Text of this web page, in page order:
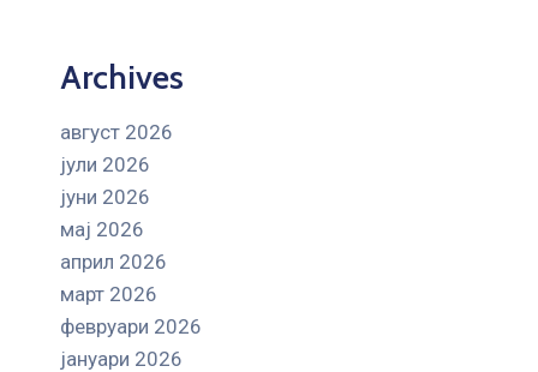
Archives
август 2026
јули 2026
јуни 2026
мај 2026
април 2026
март 2026
февруари 2026
јануари 2026